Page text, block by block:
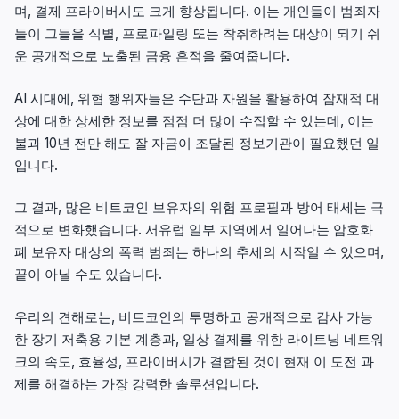
며, 결제 프라이버시도 크게 향상됩니다. 이는 개인들이 범죄자
들이 그들을 식별, 프로파일링 또는 착취하려는 대상이 되기 쉬
운 공개적으로 노출된 금융 흔적을 줄여줍니다.
AI 시대에, 위협 행위자들은 수단과 자원을 활용하여 잠재적 대
상에 대한 상세한 정보를 점점 더 많이 수집할 수 있는데, 이는
불과 10년 전만 해도 잘 자금이 조달된 정보기관이 필요했던 일
입니다.
그 결과, 많은 비트코인 보유자의 위험 프로필과 방어 태세는 극
적으로 변화했습니다. 서유럽 일부 지역에서 일어나는 암호화
폐 보유자 대상의 폭력 범죄는 하나의 추세의 시작일 수 있으며,
끝이 아닐 수도 있습니다.
우리의 견해로는, 비트코인의 투명하고 공개적으로 감사 가능
한 장기 저축용 기본 계층과, 일상 결제를 위한 라이트닝 네트워
크의 속도, 효율성, 프라이버시가 결합된 것이 현재 이 도전 과
제를 해결하는 가장 강력한 솔루션입니다.